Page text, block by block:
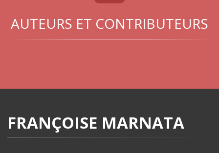
AUTEURS ET CONTRIBUTEURS
FRANÇOISE MARNATA